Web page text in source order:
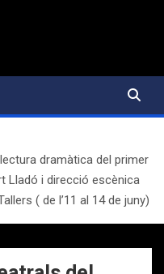
dramàtica del primer
Lladó i direcció escènica
( de l’11 al 14 de juny)